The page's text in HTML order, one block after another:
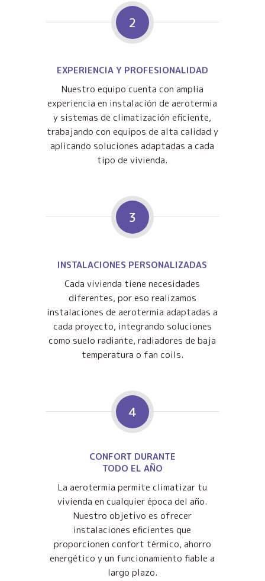
2
EXPERIENCIA Y PROFESIONALIDAD
Nuestro equipo cuenta con amplia
experiencia en instalación de aerotermia
y sistemas de climatización eficiente,
trabajando con equipos de alta calidad y
aplicando soluciones adaptadas a cada
tipo de vivienda.
3
INSTALACIONES PERSONALIZADAS
Cada vivienda tiene necesidades
diferentes, por eso realizamos
instalaciones de aerotermia adaptadas a
cada proyecto, integrando soluciones
como suelo radiante, radiadores de baja
temperatura o fan coils.
4
CONFORT DURANTE
TODO EL AÑO
La aerotermia permite climatizar tu
vivienda en cualquier época del año.
Nuestro objetivo es ofrecer
instalaciones eficientes que
proporcionen confort térmico, ahorro
energético y un funcionamiento fiable a
largo plazo.